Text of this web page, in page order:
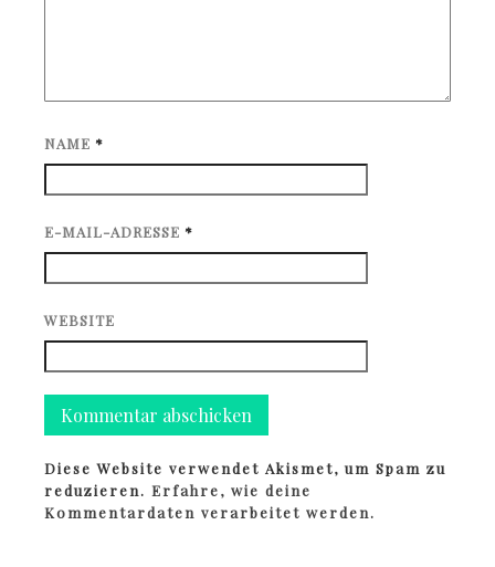
NAME *
E-MAIL-ADRESSE *
WEBSITE
Diese Website verwendet Akismet, um Spam zu
reduzieren.Erfahre, wie deine
Kommentardaten verarbeitet werden.